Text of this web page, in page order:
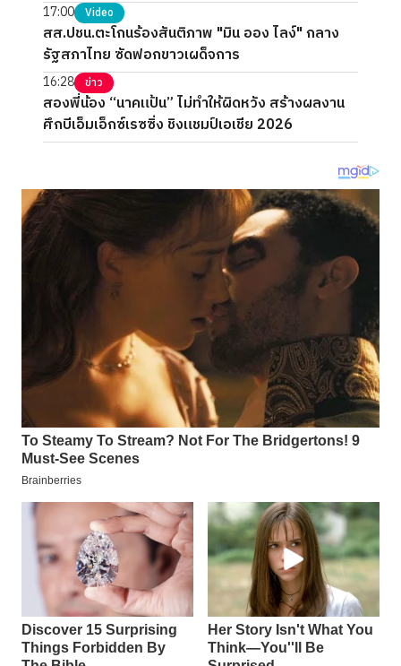
17:00 Video
สส.ปชน.ตะโกนร้องสันติภาพ "มิน ออง ไลง์" กลาง
รัฐสภาไทย ซัดฟอกขาวเผด็จการ
16:28 ข่าว
สองพี่น้อง “นาคแป้น” ไม่ทำให้ผิดหวัง สร้างผลงาน
ศึกบีเอ็มเอ็กซ์เรซซิ่ง ชิงแชมป์เอเชีย 2026